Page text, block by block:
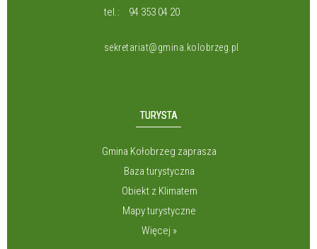
tel.: 94 353 04 20
sekretariat@gmina.kolobrzeg.pl
TURYSTA
Gmina Kołobrzeg zaprasza
Baza turystyczna
Obiekt z Klimatem
Mapy turystyczne
Więcej »